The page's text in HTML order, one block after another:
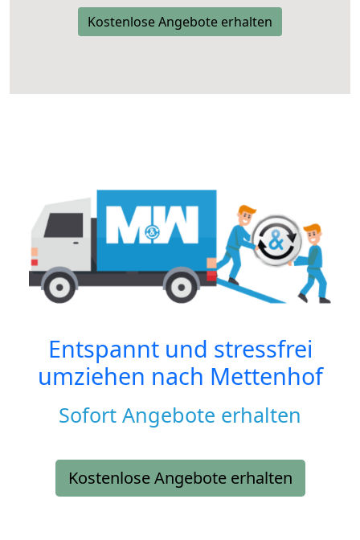
Kostenlose Angebote erhalten
Entspannt und stressfrei
umziehen nach Mettenhof
Sofort Angebote erhalten
Kostenlose Angebote erhalten